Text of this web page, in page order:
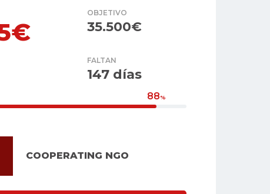
OBJETIVO
35.500€
FALTAN
147 días
88%
COOPERATING NGO